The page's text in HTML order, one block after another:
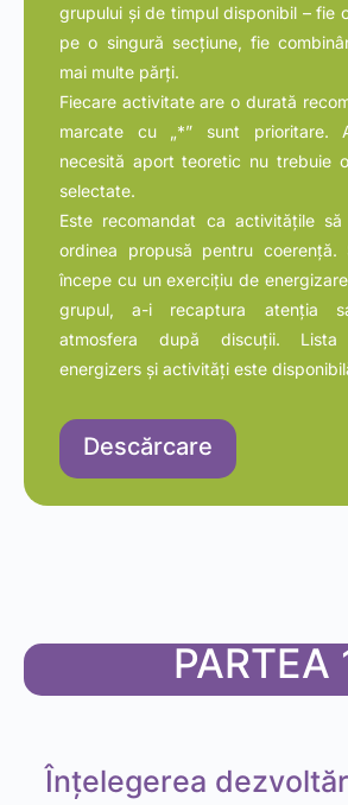
grupului și de timpul disponibil – fie
pe o singură secțiune, fie
mai multe părți.
Fiecare activitate are o durată
marcate cu „*” sunt prioritare.
necesită aport teoretic nu trebuie
selectate.
Este recomandat ca activitățile
ordinea propusă pentru coerență.
începe cu un exercițiu de
grupul, a-i recaptura atenția
atmosfera după discuții.
energizers și activități este
Descărcare
PARTEA
Înțelegerea